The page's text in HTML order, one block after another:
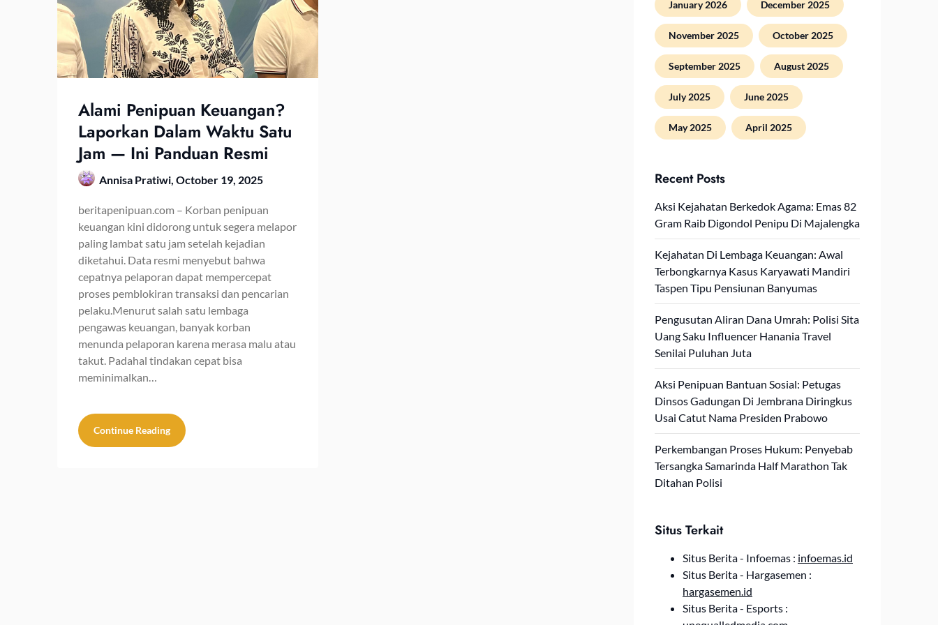
Alami Penipuan Keuangan?
Laporkan Dalam Waktu Satu
Jam — Ini Panduan Resmi
Annisa Pratiwi, October 19, 2025
beritapenipuan.com – Korban penipuan
keuangan kini didorong untuk segera melapor
paling lambat satu jam setelah kejadian
diketahui. Data resmi menyebut bahwa
cepatnya pelaporan dapat mempercepat
proses pemblokiran transaksi dan pencarian
pelaku.Menurut salah satu lembaga
pengawas keuangan, banyak korban
menunda pelaporan karena merasa malu atau
takut. Padahal tindakan cepat bisa
meminimalkan…
Continue Reading
January 2026 December 2025
November 2025 October 2025
September 2025 August 2025
July 2025 June 2025
May 2025 April 2025
Recent Posts
Aksi Kejahatan Berkedok Agama: Emas 82
Gram Raib Digondol Penipu Di Majalengka
Kejahatan Di Lembaga Keuangan: Awal
Terbongkarnya Kasus Karyawati Mandiri
Taspen Tipu Pensiunan Banyumas
Pengusutan Aliran Dana Umrah: Polisi Sita
Uang Saku Influencer Hanania Travel
Senilai Puluhan Juta
Aksi Penipuan Bantuan Sosial: Petugas
Dinsos Gadungan Di Jembrana Diringkus
Usai Catut Nama Presiden Prabowo
Perkembangan Proses Hukum: Penyebab
Tersangka Samarinda Half Marathon Tak
Ditahan Polisi
Situs Terkait
Situs Berita - Infoemas : infoemas.id
Situs Berita - Hargasemen :
hargasemen.id
Situs Berita - Esports :